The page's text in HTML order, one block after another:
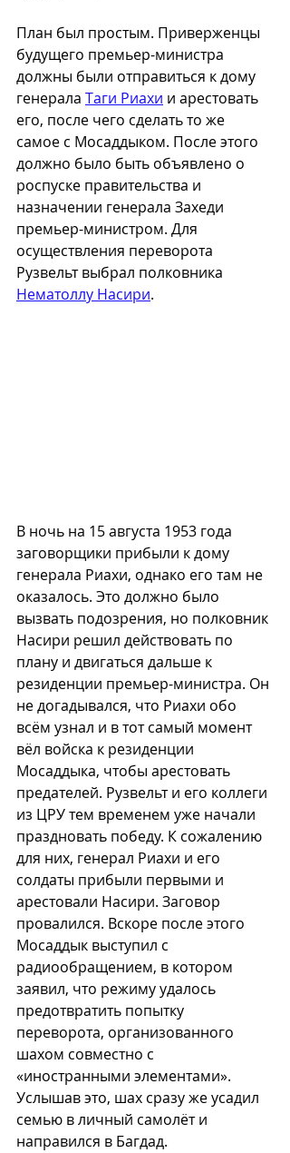
План был простым. Приверженцы
будущего премьер-министра
должны были отправиться к дому
генерала Таги Риахи и арестовать
его, после чего сделать то же
самое с Мосаддыком. После этого
должно было быть объявлено о
роспуске правительства и
назначении генерала Захеди
премьер-министром. Для
осуществления переворота
Рузвельт выбрал полковника
Нематоллу Насири.
В ночь на 15 августа 1953 года
заговорщики прибыли к дому
генерала Риахи, однако его там не
оказалось. Это должно было
вызвать подозрения, но полковник
Насири решил действовать по
плану и двигаться дальше к
резиденции премьер-министра. Он
не догадывался, что Риахи обо
всём узнал и в тот самый момент
вёл войска к резиденции
Мосаддыка, чтобы арестовать
предателей. Рузвельт и его коллеги
из ЦРУ тем временем уже начали
праздновать победу. К сожалению
для них, генерал Риахи и его
солдаты прибыли первыми и
арестовали Насири. Заговор
провалился. Вскоре после этого
Мосаддык выступил с
радиообращением, в котором
заявил, что режиму удалось
предотвратить попытку
переворота, организованного
шахом совместно с
«иностранными элементами».
Услышав это, шах сразу же усадил
семью в личный самолёт и
направился в Багдад.